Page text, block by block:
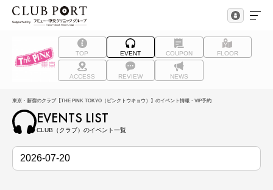
TOP EVENT COUPON FLOOR
ACCESS REVIEW NEWS
東京・新宿のクラブ【THE PINK TOKYO（ピンクトウキョウ）】のイベント情報・VIP予約
EVENTS LIST
CLUB（クラブ）のイベント一覧